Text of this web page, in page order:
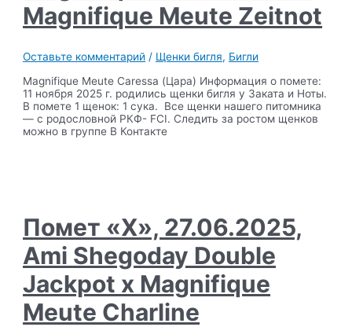
Fiction
Magnifique Meute Zeitnot
Оставьте комментарий / Щенки бигля, Бигли
Magnifique Meute Caressa (Цара) Информация о помете:
11 ноября 2025 г. родились щенки бигля у Заката и Ноты.
В помете 1 щенок: 1 сука. Все щенки нашего питомника
— с родословной РКФ- FCI. Следить за ростом щенков
можно в группе В Контакте
Помет «Х», 27.06.2025,
Ami Shegoday Double
Jackpot х Magnifique
Meute Charline